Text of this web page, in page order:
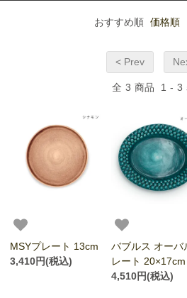
おすすめ順 価格順
< Prev
全 3 商品 1 - 3
MSYプレート 13cm
3,410円(税込)
バブルス オーバ
レート 20×17cm
4,510円(税込)